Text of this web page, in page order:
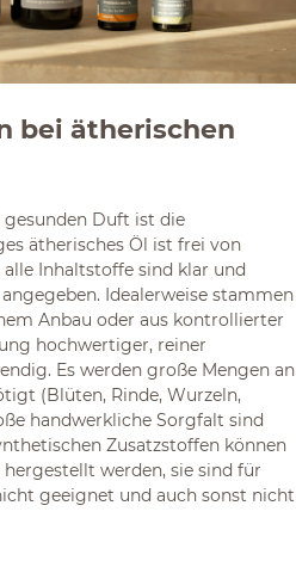
bei ätherischen
Duft ist die
ätherisches Öl ist frei von
Inhaltstoffe sind klar und
Idealerweise stammen
Anbau oder aus kontrollierter
hochwertiger, reiner
Es werden große Mengen an
(Blüten, Rinde, Wurzeln,
handwerkliche Sorgfalt sind
Zusatzstoffen können
werden, sie sind für
geeignet und auch sonst nicht